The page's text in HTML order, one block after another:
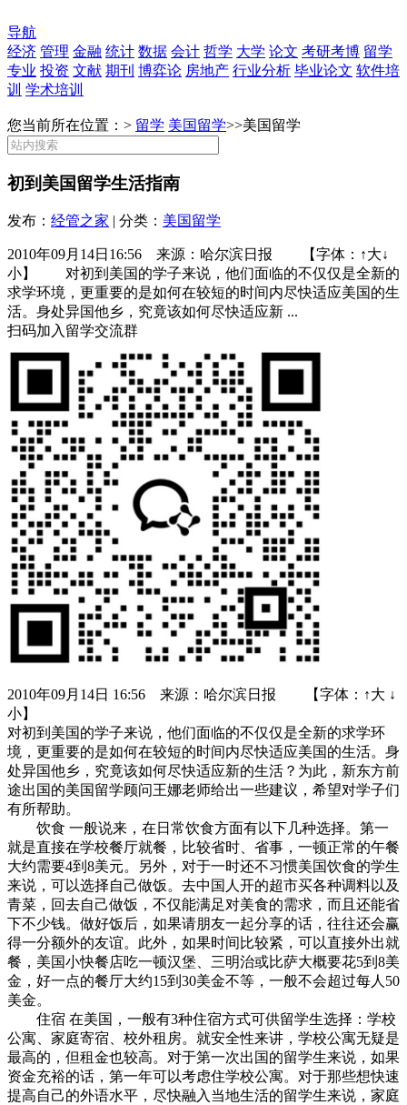
导航
经济 管理 金融 统计 数据 会计 哲学 大学 论文 考研考博 留学
专业 投资 文献 期刊 博弈论 房地产 行业分析 毕业论文 软件培
训 学术培训
您当前所在位置：> 留学 美国留学>>美国留学
初到美国留学生活指南
发布： 经管之家 | 分类： 美国留学
2010年09月14日16:56 来源：哈尔滨日报 【字体：↑大↓
小】 对初到美国的学子来说，他们面临的不仅仅是全新的
求学环境，更重要的是如何在较短的时间内尽快适应美国的生
活。身处异国他乡，究竟该如何尽快适应新 ...
扫码加入留学交流群
2010年09月14日 16:56 来源：哈尔滨日报 【字体：↑大 ↓
小】
对初到美国的学子来说，他们面临的不仅仅是全新的求学环
境，更重要的是如何在较短的时间内尽快适应美国的生活。身
处异国他乡，究竟该如何尽快适应新的生活？为此，新东方前
途出国的美国留学顾问王娜老师给出一些建议，希望对学子们
有所帮助。
饮食 一般说来，在日常饮食方面有以下几种选择。第一
就是直接在学校餐厅就餐，比较省时、省事，一顿正常的午餐
大约需要4到8美元。另外，对于一时还不习惯美国饮食的学生
来说，可以选择自己做饭。去中国人开的超市买各种调料以及
青菜，回去自己做饭，不仅能满足对美食的需求，而且还能省
下不少钱。做好饭后，如果请朋友一起分享的话，往往还会赢
得一分额外的友谊。此外，如果时间比较紧，可以直接外出就
餐，美国小快餐店吃一顿汉堡、三明治或比萨大概要花5到8美
金，好一点的餐厅大约15到30美金不等，一般不会超过每人50
美金。
住宿 在美国，一般有3种住宿方式可供留学生选择：学校
公寓、家庭寄宿、校外租房。就安全性来讲，学校公寓无疑是
最高的，但租金也较高。对于第一次出国的留学生来说，如果
资金充裕的话，第一年可以考虑住学校公寓。对于那些想快速
提高自己的外语水平，尽快融入当地生活的留学生来说，家庭